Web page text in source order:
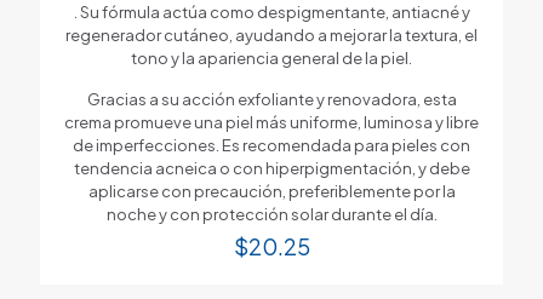
. Su fórmula actúa como despigmentante, antiacné y
regenerador cutáneo, ayudando a mejorar la textura, el
tono y la apariencia general de la piel.
Gracias a su acción exfoliante y renovadora, esta
crema promueve una piel más uniforme, luminosa y libre
de imperfecciones. Es recomendada para pieles con
tendencia acneica o con hiperpigmentación, y debe
aplicarse con precaución, preferiblemente por la
noche y con protección solar durante el día.
$20.25